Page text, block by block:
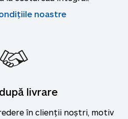
noastre
livrare
în clienții noștri, motiv